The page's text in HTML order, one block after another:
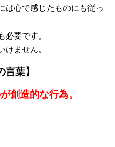
は心で感じたものにも従っ
必要です。
けません。
言葉】
創造的な行為。